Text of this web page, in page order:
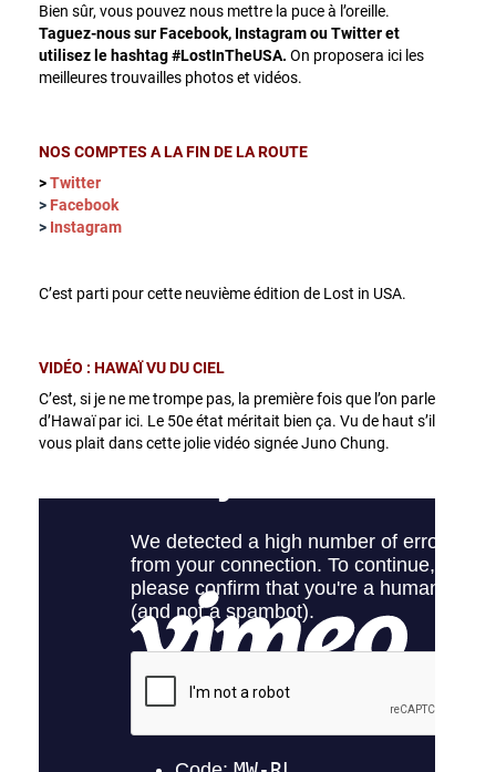
Bien sûr, vous pouvez nous mettre la puce à l’oreille.
Taguez-nous sur Facebook, Instagram ou Twitter et
utilisez le hashtag #LostInTheUSA. On proposera ici les
meilleures trouvailles photos et vidéos.
NOS COMPTES A LA FIN DE LA ROUTE
>Twitter
> Facebook
> Instagram
C’est parti pour cette neuvième édition de Lost in USA.
VIDÉO : HAWAÏ VU DU CIEL
C’est, si je ne me trompe pas, la première fois que l’on parle
d’Hawaï par ici. Le 50e état méritait bien ça. Vu de haut s’il
vous plait dans cette jolie vidéo signée Juno Chung.